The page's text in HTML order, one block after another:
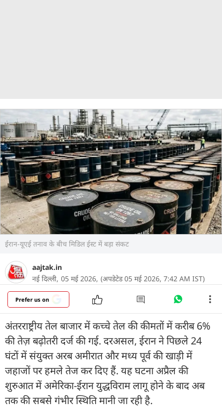
ईरान-यूएई तनाव के बीच मिडिल ईस्ट में बड़ा संकट
aajtak.in
नई दिल्ली, 05 मई 2026, (अपडेटेड 05 मई 2026, 7:42 AM IST)
Prefer us on
अंतरराष्ट्रीय तेल बाजार में कच्चे तेल की कीमतों में करीब 6%
की तेज़ बढ़ोतरी दर्ज की गई. दरअसल, ईरान ने पिछले 24
घंटों में संयुक्त अरब अमीरात और मध्य पूर्व की खाड़ी में
जहाजों पर हमले तेज कर दिए हैं. यह घटना अप्रैल की
शुरुआत में अमेरिका-ईरान युद्धविराम लागू होने के बाद अब
तक की सबसे गंभीर स्थिति मानी जा रही है.